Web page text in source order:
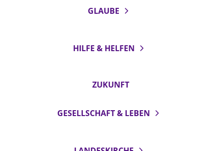
GLAUBE
HILFE & HELFEN
ZUKUNFT
GESELLSCHAFT & LEBEN